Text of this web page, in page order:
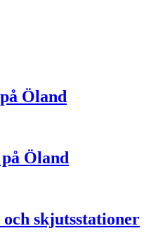
Öland
Öland
skjutsstationer